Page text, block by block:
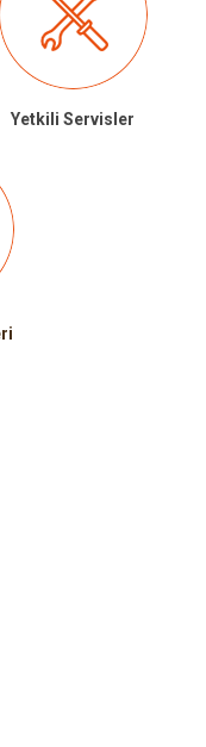
Yetkili Servisler